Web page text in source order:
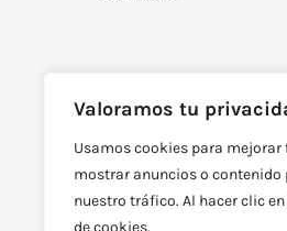
Valoramos tu
Usamos cookies para
mostrar anuncios o
nuestro tráfico. Al hacer clic
de cookies.